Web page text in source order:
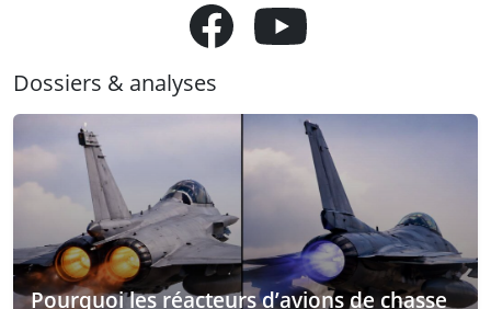
Dossiers & analyses
Pourquoi les réacteurs d’avions de chasse